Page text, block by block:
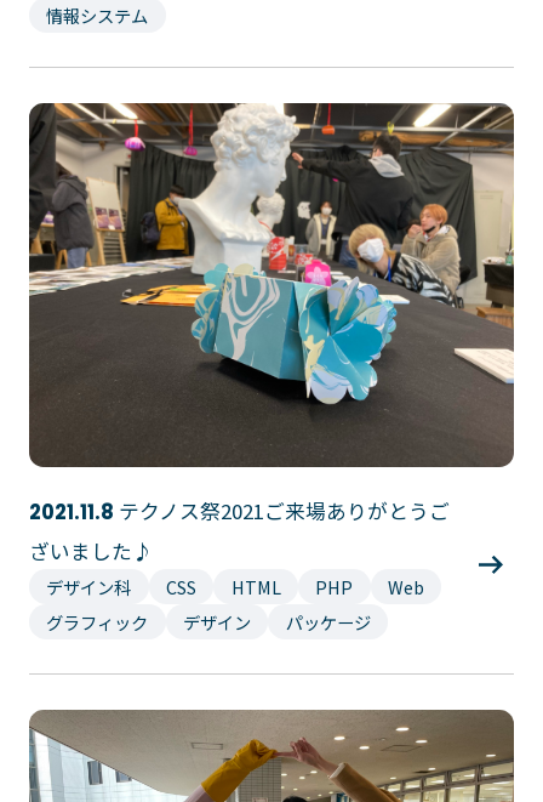
情報システム
2021.11.8 テクノス祭2021ご来場ありがとうご
ざいました♪
デザイン科 CSS HTML PHP
Web
グラフィック
デザイン パッケージ